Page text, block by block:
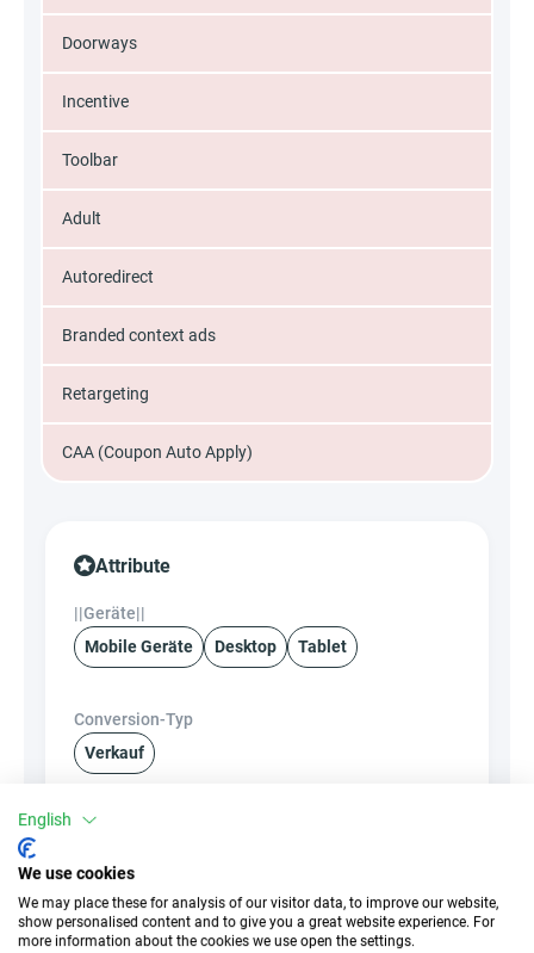
Doorways
Incentive
Toolbar
Adult
Autoredirect
Branded context ads
Retargeting
CAA (Coupon Auto Apply)
Attribute
||Geräte||
Mobile Geräte
Desktop Tablet
Conversion-Typ
Verkauf
Traffic-Typ
Incentivierter Traffic
CR Deeplink
English
We use cookies
We may place these for analysis of our visitor data, to improve our website,
show personalised content and to give you a great website experience. For
more information about the cookies we use open the settings.